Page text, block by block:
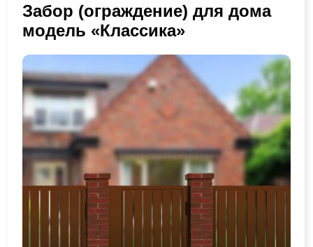
Забор (ограждение) для дома
модель «Классика»